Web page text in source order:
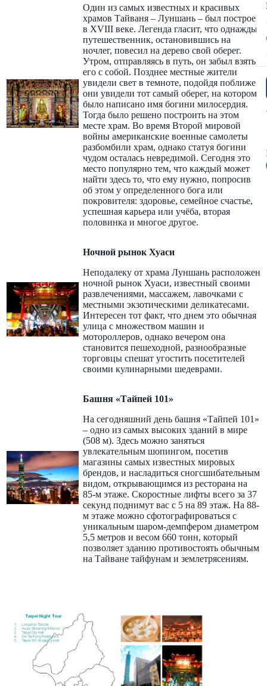
Один из самых известных и красивых
храмов Тайваня – Луншань – был построен
в XVIII веке. Легенда гласит, что однажды
путешественник, остановившись на
ночлег, повесил на дерево свой оберег.
Утром, отправляясь в путь, он забыл взять
его с собой. Позднее местные жители
увидели свет в темноте, подойдя поближе,
они увидели тот самый оберег, на котором
было написано имя богини милосердия.
Тогда было решено построить на этом
месте храм. Во время Второй мировой
войны американские военные самолеты
разбомбили храм, однако статуя богини
чудом осталась невредимой. Сегодня это
место популярно тем, что каждый может
найти здесь то, что ему нужно, попросив
об этом у определенного бога или
покровителя: здоровье, семейное счастье,
успешная карьера или учёба, вторая
половинка и многое другое.
Ночной рынок Хуаси
Неподалеку от храма Луншань расположен
ночной рынок Хуаси, известный своими
развлечениями, массажем, лавочками с
местными экзотическими деликатесами.
Интересен тот факт, что днем это обычная
улица с множеством машин и
мотороллеров, однако вечером она
становится пешеходной, разнообразные
торговцы спешат угостить посетителей
своими кулинарными шедеврами.
Башня «Тайпей 101»
На сегодняшний день башня «Тайпей 101»
– одно из самых высоких зданий в мире
(508 м). Здесь можно заняться
увлекательным шопингом, посетив
магазины самых известных мировых
брендов, и насладиться сногсшибательным
видом, открывающимся из ресторана на
85-м этаже. Скоростные лифты всего за 37
секунд поднимут вас с 5 на 89 этаж. На 88-
м этаже можно сфотографироваться с
уникальным шаром-демпфером диаметром
5,5 метров и весом 660 тонн, который
позволяет зданию противостоять обычным
на Тайване тайфунам и землетрясениям.